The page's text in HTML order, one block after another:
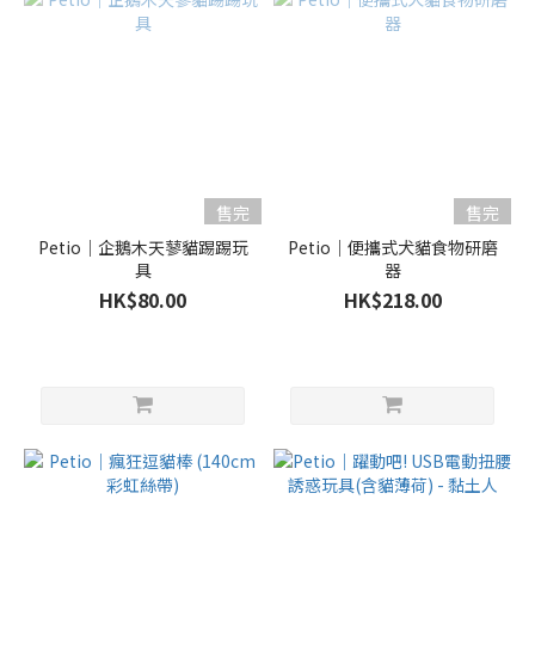
售完
Petio｜企鵝木天蓼貓踢踢玩
具
HK$80.00
售完
Petio｜便攜式犬貓食物研磨
器
HK$218.00